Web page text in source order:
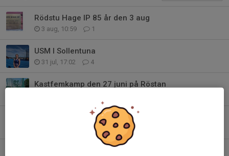
Rödstu Hage IP 85 år den 3 aug
3 aug, 10:59 1
USM I Sollentuna
31 jul, 17:02 4
Kastfemkamp den 27 juni på Röstan
Sommarsprinten 2026-07-11
0
VDM och Kungsholmen runt